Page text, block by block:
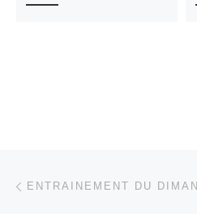
Parcourir les
ENTRAINEMENT DU